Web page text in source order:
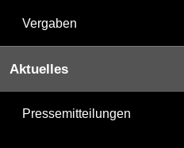
Vergaben
Aktuelles
Pressemitteilungen